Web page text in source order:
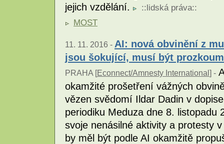
jejich vzdělání.
::lidská práva::
MOST
11. 11. 2016 - AI: nová obvinění z
jsou šokující, musí být
PRAHA [Econnect/Amnesty International ] -
okamžité prošetření vážných
vězen svědomí Ildar Dadin v
periodiku Meduza dne 8. listopadu
svoje nenásilné aktivity a protesty
by měl být podle AI okamžitě